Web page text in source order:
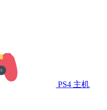
PS4 主机